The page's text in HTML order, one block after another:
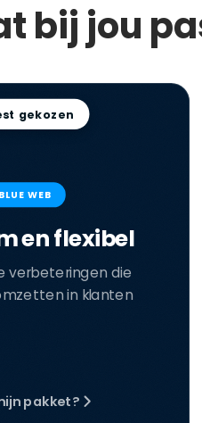
bij jou
gekozen
BLUE WEB
en flexibel
verbeteringen die
in klanten
pakket?